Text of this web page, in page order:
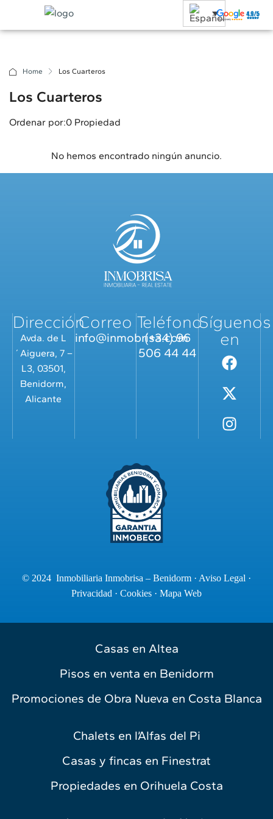
Home Los Cuarteros
Los Cuarteros
0 Propiedad
Ordenar por:
No hemos encontrado ningún anuncio.
Dirección
Avda. de L
´Aiguera, 7 –
L3, 03501,
Benidorm,
Alicante
Correo
info@inmobrisa.com
Teléfono
(+34) 96
506 44 44
Síguenos
en
© 2024 Inmobiliaria Inmobrisa – Benidorm · Aviso Legal ·
Privacidad · Cookies · Mapa Web
Casas en Altea
Pisos en venta en Benidorm
Promociones de Obra Nueva en Costa Blanca
Chalets en l’Alfas del Pi
Casas y fincas en Finestrat
Propiedades en Orihuela Costa